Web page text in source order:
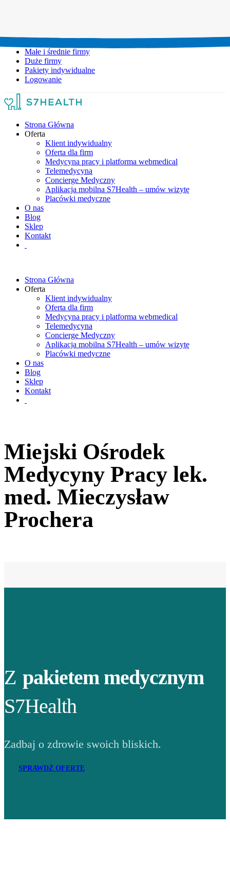
Małe i średnie firmy
Duże firmy
Pakiety indywidualne
Logowanie
Strona Główna
Oferta
Klient indywidualny
Oferta dla firm
Medycyna pracy i platforma webmedical
Telemedycyna
Concierge Medyczny
Aplikacja mobilna S7Health – umów wizytę
Placówki medyczne
O nas
Blog
Sklep
Kontakt
Strona Główna
Oferta
Klient indywidualny
Oferta dla firm
Medycyna pracy i platforma webmedical
Telemedycyna
Concierge Medyczny
Aplikacja mobilna S7Health – umów wizytę
Placówki medyczne
O nas
Blog
Sklep
Kontakt
Miejski Ośrodek
Medycyny Pracy lek.
med. Mieczysław
Prochera
Z pakietem medycznym
S7Health
Zadbaj o zdrowie swoich bliskich.
SPRAWDŹ OFERTĘ